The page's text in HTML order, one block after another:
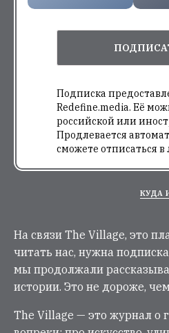
Подписка
Redefine.media. Её
российской или
Продлевается
сможете отписаться
КУДА
На связи The Village, это
читать нас, нужна
мы продолжали
истории. Это не дороже,
The Village — это журнал о